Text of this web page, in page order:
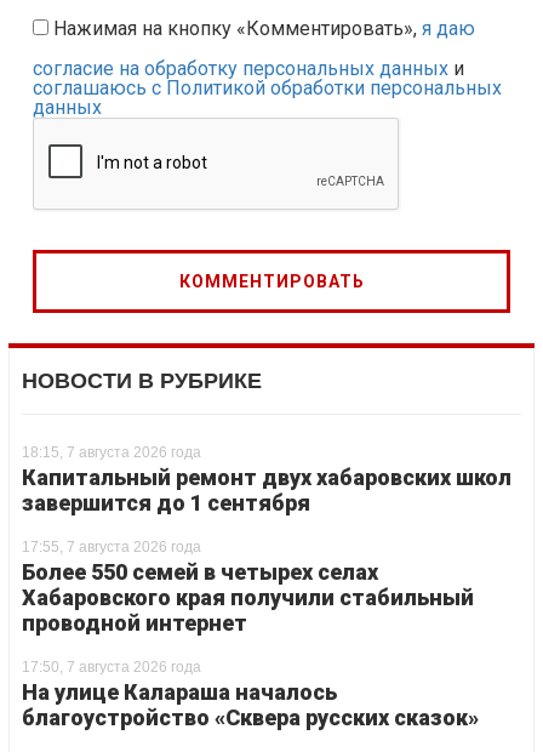
Нажимая на кнопку «Комментировать», я даю
согласие на обработку персональных данных и
соглашаюсь с Политикой обработки персональных
данных
НОВОСТИ В РУБРИКЕ
18:15, 7 августа 2026 года
Капитальный ремонт двух хабаровских школ
завершится до 1 сентября
17:55, 7 августа 2026 года
Более 550 семей в четырех селах
Хабаровского края получили стабильный
проводной интернет
17:50, 7 августа 2026 года
На улице Калараша началось
благоустройство «Сквера русских сказок»